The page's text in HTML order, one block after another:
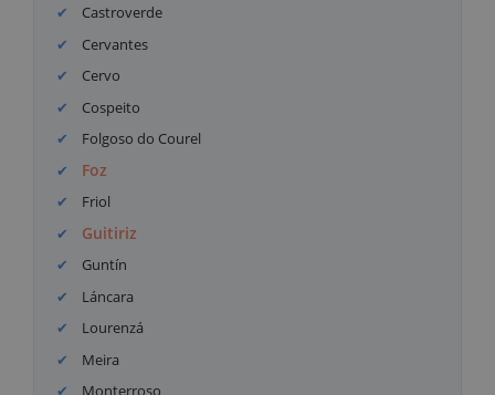
Castroverde
Cervantes
Cervo
Cospeito
Folgoso do Courel
Foz
Friol
Guitiriz
Guntín
Láncara
Lourenzá
Meira
Monterroso